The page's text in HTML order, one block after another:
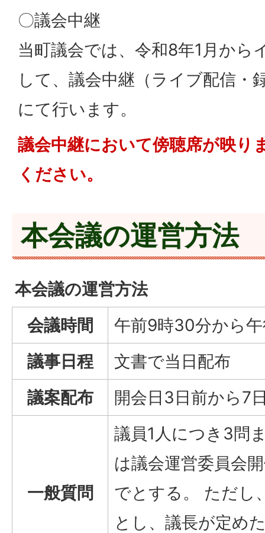
〇議会中継
当町議会では、令和8年1月から
して、議会中継（ライブ配信・
にて行います。
議会中継において傍聴席が映り
ください。
本会議の運営方法
本会議の運営方法
会議時間
午前9時30分から
議事日程
文書で当日配布
議案配布
開会日3日前から7
一般質問
議員1人につき3問
は議会運営委員会
でとする。 ただし
とし、議長が定め